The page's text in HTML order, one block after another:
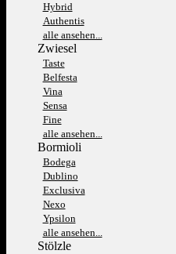
Hybrid
Authentis
alle ansehen...
Zwiesel
Taste
Belfesta
Vina
Sensa
Fine
alle ansehen...
Bormioli
Bodega
Dublino
Exclusiva
Nexo
Ypsilon
alle ansehen...
Stölzle